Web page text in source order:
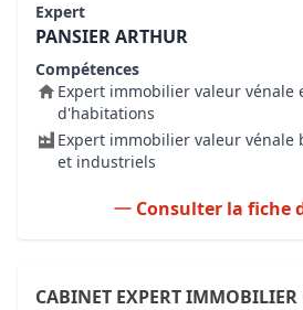
Expert
PANSIER ARTHUR
Compétences
Expert immobilier valeur vénale
d'habitations
Expert immobilier valeur vénale
et industriels
Consulter la fiche
CABINET EXPERT